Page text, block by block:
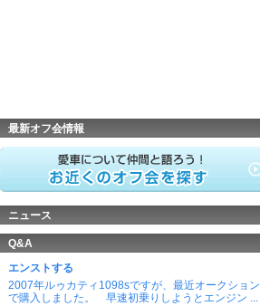
最新オフ会情報
ニュース
Q&A
エンストする
2007年ルゥカティ1098sですが、最近オークション
で購入しました。 早速初乗りしようとエンジン ...